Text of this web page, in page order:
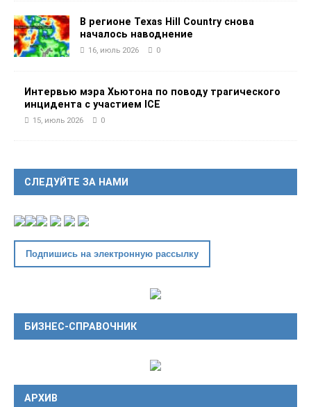
В регионе Texas Hill Country снова
началось наводнение
16, июль 2026 0
Интервью мэра Хьютона по поводу трагического
инцидента с участием ICE
15, июль 2026 0
СЛЕДУЙТЕ ЗА НАМИ
Подпишись на электронную рассылку
БИЗНЕС-СПРАВОЧНИК
АРХИВ